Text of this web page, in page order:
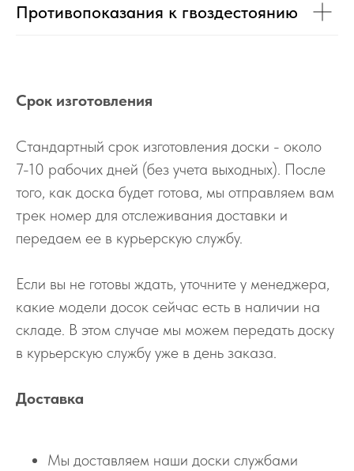
Противопоказания к гвоздестоянию
Срок изготовления
Стандартный срок изготовления доски - около
7-10 рабочих дней (без учета выходных). После
того, как доска будет готова, мы отправляем вам
трек номер для отслеживания доставки и
передаем ее в курьерскую службу.
Если вы не готовы ждать, уточните у менеджера,
какие модели досок сейчас есть в наличии на
складе. В этом случае мы можем передать доску
в курьерскую службу уже в день заказа.
Доставка
Мы доставляем наши доски службами